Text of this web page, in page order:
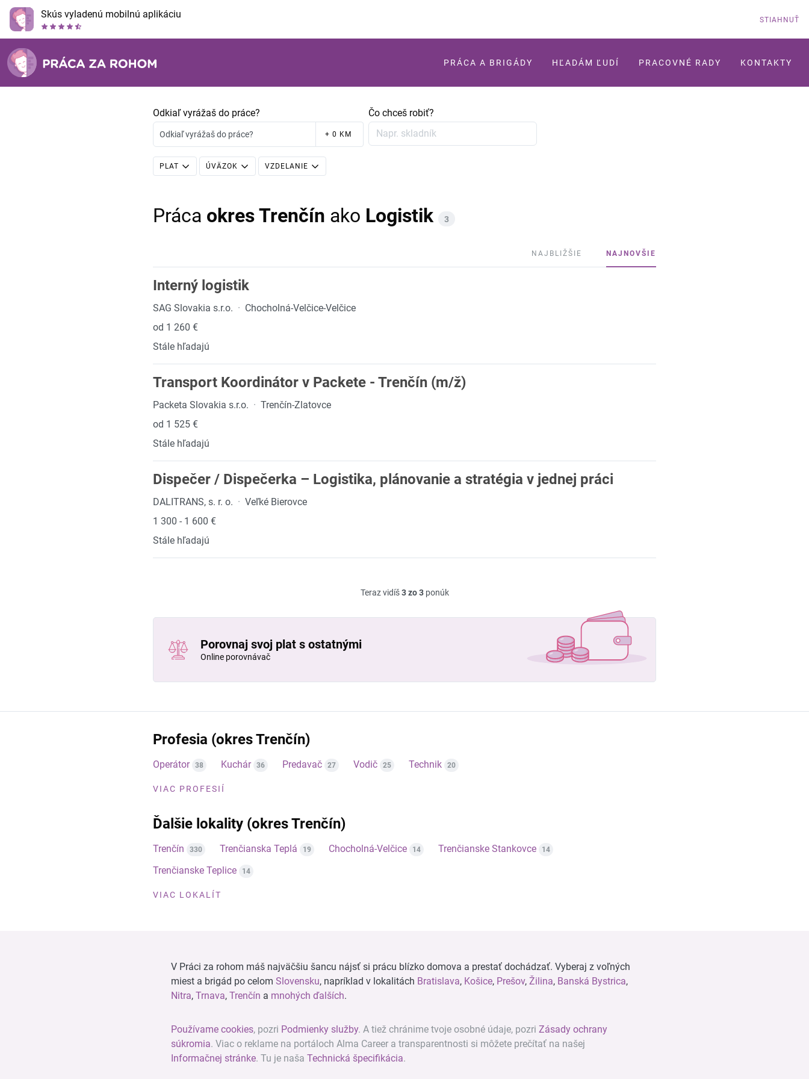
Skús vyladenú mobilnú aplikáciu STIAHNUŤ
PRÁCA A BRIGÁDY HĽADÁM ĽUDÍ PRACOVNÉ RADY KONTAKTY
Odkiaľ vyrážaš do práce?
Odkiaľ vyrážaš do práce? + 0 KM
Čo chceš robiť?
PLAT ÚVÄZOK VZDELANIE
Práca okres Trenčín ako Logistik 3
NAJBLIŽŠIE NAJNOVŠIE
Interný logistik
SAG Slovakia s.r.o. · Chocholná-Velčice-Velčice
od 1 260 €
Stále hľadajú
Transport Koordinátor v Packete - Trenčín (m/ž)
Packeta Slovakia s.r.o. · Trenčín-Zlatovce
od 1 525 €
Stále hľadajú
Dispečer / Dispečerka – Logistika, plánovanie a stratégia v jednej práci
DALITRANS, s. r. o. · Veľké Bierovce
1 300 - 1 600 €
Stále hľadajú
Teraz vidíš3 zo 3ponúk
Porovnaj svoj plat s ostatnými
Online porovnávač
Profesia (okres Trenčín)
Operátor 38 Kuchár 36 Predavač 27 Vodič 25 Technik 20
VIAC PROFESIÍ
Ďalšie lokality (okres Trenčín)
Trenčín 330 Trenčianska Teplá 19 Chocholná-Velčice 14 Trenčianske Stankovce 14
Trenčianske Teplice 14
VIAC LOKALÍT
V Práci za rohom máš najväčšiu šancu nájsť si prácu blízko domova a prestať dochádzať. Vyberaj z voľných
miest a brigád po celom Slovensku, napríklad v lokalitách Bratislava, Košice, Prešov, Žilina, Banská Bystrica,
Nitra, Trnava, Trenčín a mnohých ďalších.
Používame cookies, pozri Podmienky služby. A tiež chránime tvoje osobné údaje, pozri Zásady ochrany
súkromia. Viac o reklame na portáloch Alma Career a transparentnosti si môžete prečítať na našej
Informačnej stránke. Tu je naša Technická špecifikácia.